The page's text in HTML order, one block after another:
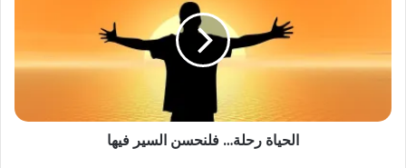
الحياة رحلة… فلنحسن السير فيها